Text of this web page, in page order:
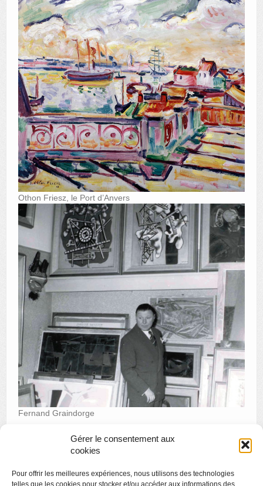
Gérer le consentement aux
cookies
Pour offrir les meilleures expériences, nous utilisons des technologies
telles que les cookies pour stocker et/ou accéder aux informations des
Othon Friesz, le Port d’Anvers
Fernand Graindorge
Musica musée
Le Grand Curtius raconté par les étudiants de l’ULg